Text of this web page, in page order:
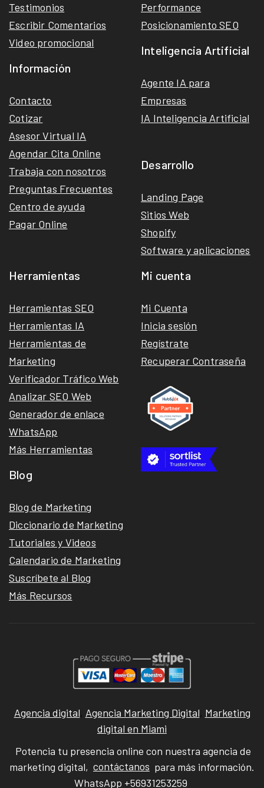
Testimonios
Escribir Comentarios
Video promocional
Información
Contacto
Cotizar
Asesor Virtual IA
Agendar Cita Online
Trabaja con nosotros
Preguntas Frecuentes
Centro de ayuda
Pagar Online
Performance
Posicionamiento SEO
Inteligencia Artificial
Agente IA para
Empresas
IA Inteligencia Artificial
Desarrollo
Landing Page
Sitios Web
Shopify
Software y aplicaciones
Herramientas
Herramientas SEO
Herramientas IA
Herramientas de
Marketing
Verificador Tráfico Web
Analizar SEO Web
Generador de enlace
WhatsApp
Más Herramientas
Blog
Blog de Marketing
Diccionario de Marketing
Tutoriales y Videos
Calendario de Marketing
Suscríbete al Blog
Más Recursos
Mi cuenta
Mi Cuenta
Inicia sesión
Regístrate
Recuperar Contraseña
Agencia digital, Agencia Marketing Digital, Marketing
digital en Miami
Potencia tu presencia online con nuestra agencia de
marketing digital, contáctanos para más información.
WhatsApp +56931253259